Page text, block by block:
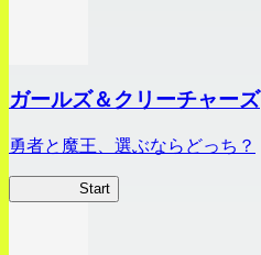
ガールズ＆クリーチャーズ
勇者と魔王、選ぶならどっち？
Start